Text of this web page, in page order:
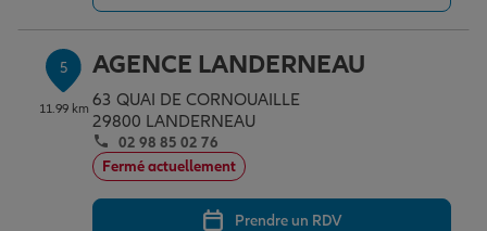
5
11.99 km
AGENCE LANDERNEAU
63 QUAI DE CORNOUAILLE
29800 LANDERNEAU
02 98 85 02 76
Fermé actuellement
Prendre un RDV